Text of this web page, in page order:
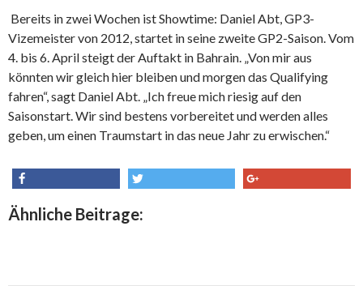
Bereits in zwei Wochen ist Showtime: Daniel Abt, GP3-
Vizemeister von 2012, startet in seine zweite GP2-Saison. Vom
4. bis 6. April steigt der Auftakt in Bahrain. „Von mir aus
könnten wir gleich hier bleiben und morgen das Qualifying
fahren“, sagt Daniel Abt. „Ich freue mich riesig auf den
Saisonstart. Wir sind bestens vorbereitet und werden alles
geben, um einen Traumstart in das neue Jahr zu erwischen.“
share
Ähnliche Beitrage: